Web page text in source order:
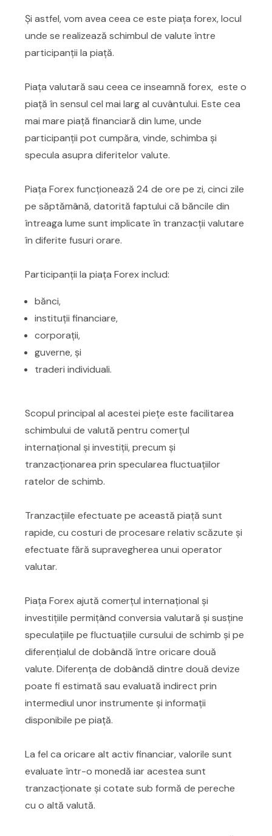
Și astfel, vom avea ceea ce este piața forex, locul
unde se realizează schimbul de valute între
participanții la piață.
Piața valutară sau ceea ce inseamnă forex, este o
piață în sensul cel mai larg al cuvântului. Este cea
mai mare piață financiară din lume, unde
participanții pot cumpăra, vinde, schimba și
specula asupra diferitelor valute.
Piața Forex funcționează 24 de ore pe zi, cinci zile
pe săptămână, datorită faptului că băncile din
întreaga lume sunt implicate în tranzacții valutare
în diferite fusuri orare.
Participanții la piața Forex includ:
bănci,
instituții financiare,
corporații,
guverne, și
traderi individuali.
Scopul principal al acestei piețe este facilitarea
schimbului de valută pentru comerțul
internațional și investiții, precum și
tranzacționarea prin specularea fluctuațiilor
ratelor de schimb.
Tranzacțiile efectuate pe această piață sunt
rapide, cu costuri de procesare relativ scăzute și
efectuate fără supravegherea unui operator
valutar.
Piața Forex ajută comerțul internațional și
investițiile permițând conversia valutară și susține
speculațiile pe fluctuațiile cursului de schimb și pe
diferențialul de dobândă între oricare două
valute. Diferența de dobândă dintre două devize
poate fi estimată sau evaluată indirect prin
intermediul unor instrumente și informații
disponibile pe piață.
La fel ca oricare alt activ financiar, valorile sunt
evaluate într-o monedă iar acestea sunt
tranzacționate și cotate sub formă de pereche
cu o altă valută.